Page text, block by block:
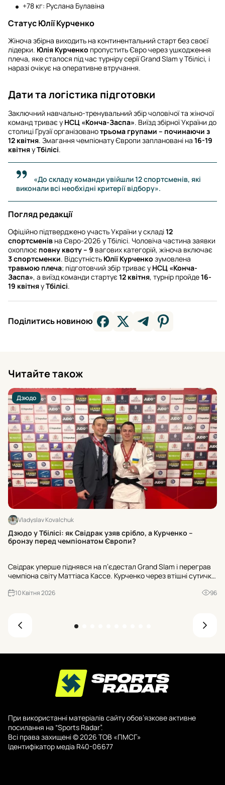
+78 кг: Руслана Булавіна
Статус Юлії Курченко
Жіноча збірна виходить на континентальний старт без своєї
лідерки. Юлія Курченко пропустить Євро через ушкодження
плеча, яке сталося під час турніру серії Grand Slam у Тбілісі, і
наразі очікує на оперативне втручання.
Дати та логістика підготовки
Заключний навчально-тренувальний збір чоловічої та жіночої
команд триває у НСЦ «Конча-Заспа». Виїзд збірної України до
столиці Грузії організованотрьома групами – починаючи з
12 квітня. Змагання чемпіонату Європи заплановані на 16-19
квітняуТбілісі.
«До складу команди увійшли 12 спортсменів, які
виконали всі необхідні критерії відбору».
Погляд редакції
Офіційно підтверджено участь України у складі12
спортсменів на Євро-2026 у Тбілісі. Чоловіча частина заявки
охоплює повну квоту – 9 вагових категорій, жіноча включає
3 спортсменки. Відсутність Юлії Курченко зумовлена
травмою плеча; підготовчий збір триває у НСЦ «Конча-
Заспа», а виїзд команди стартує 12 квітня, турнір пройде16-
19 квітняуТбілісі.
Поділитись новиною
Читайте також
Дзюдо
Vladyslav Kovalchuk
Дзюдо у Тбілісі: як Свідрак узяв срібло, а Курченко –
бронзу перед чемпіонатом Європи?
Свідрак уперше піднявся на п’єдестал Grand Slam і переграв
чемпіона світу Маттіаса Кассе. Курченко через втішні сутички
квітня.
10 Квітня 2026 96
При використанні матеріалів сайту обов’язкове активне
посилання на “Sports Radar”.
Всі права захищені © 2026 ТОВ «ПМСГ»
Ідентифікатор медіа R40-06677